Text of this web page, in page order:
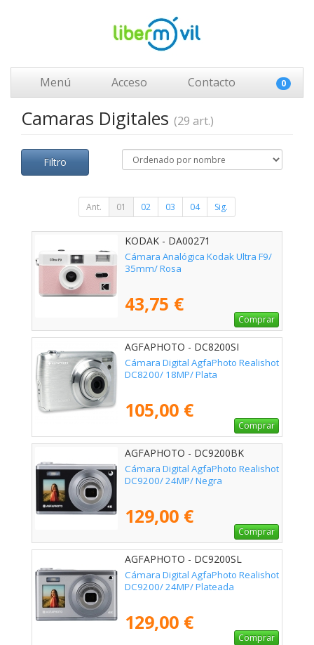
Menú Acceso Contacto 0
Camaras Digitales (29 art.)
Filtro
Ant. 01 02 03 04 Sig.
KODAK - DA00271
Cámara Analógica Kodak Ultra F9/
35mm/ Rosa
43,75 €
Comprar
AGFAPHOTO - DC8200SI
Cámara Digital AgfaPhoto Realishot
DC8200/ 18MP/ Plata
105,00 €
Comprar
AGFAPHOTO - DC9200BK
Cámara Digital AgfaPhoto Realishot
DC9200/ 24MP/ Negra
129,00 €
Comprar
AGFAPHOTO - DC9200SL
Cámara Digital AgfaPhoto Realishot
DC9200/ 24MP/ Plateada
129,00 €
Comprar